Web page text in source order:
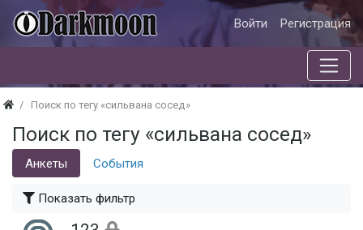
Войти Регистрация
Поиск по тегу «сильвана сосед»
Поиск по тегу «сильвана сосед»
Анкеты События
Показать фильтр